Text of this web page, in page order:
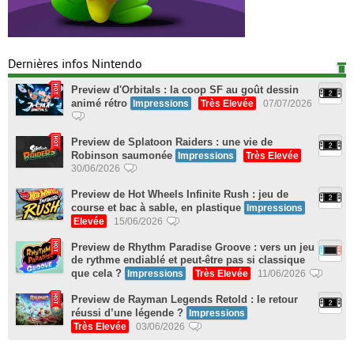
Dernières infos Nintendo
Preview d'Orbitals : la coop SF au goût dessin
animé rétro
Impressions Très Elevée 07/07/2026
Preview de Splatoon Raiders : une vie de
Robinson saumonée
Impressions
Très Elevée
30/06/2026
Preview de Hot Wheels Infinite Rush : jeu de
course et bac à sable, en plastique
Impressions
Elevée
15/06/2026
Preview de Rhythm Paradise Groove : vers un jeu
de rythme endiablé et peut-être pas si classique
que cela ?
Impressions Très Elevée 11/06/2026
Preview de Rayman Legends Retold : le retour
réussi d’une légende ?
Impressions
Très Elevée
03/06/2026